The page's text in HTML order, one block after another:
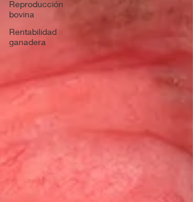
Reproducción
bovina
Rentabilidad
ganadera